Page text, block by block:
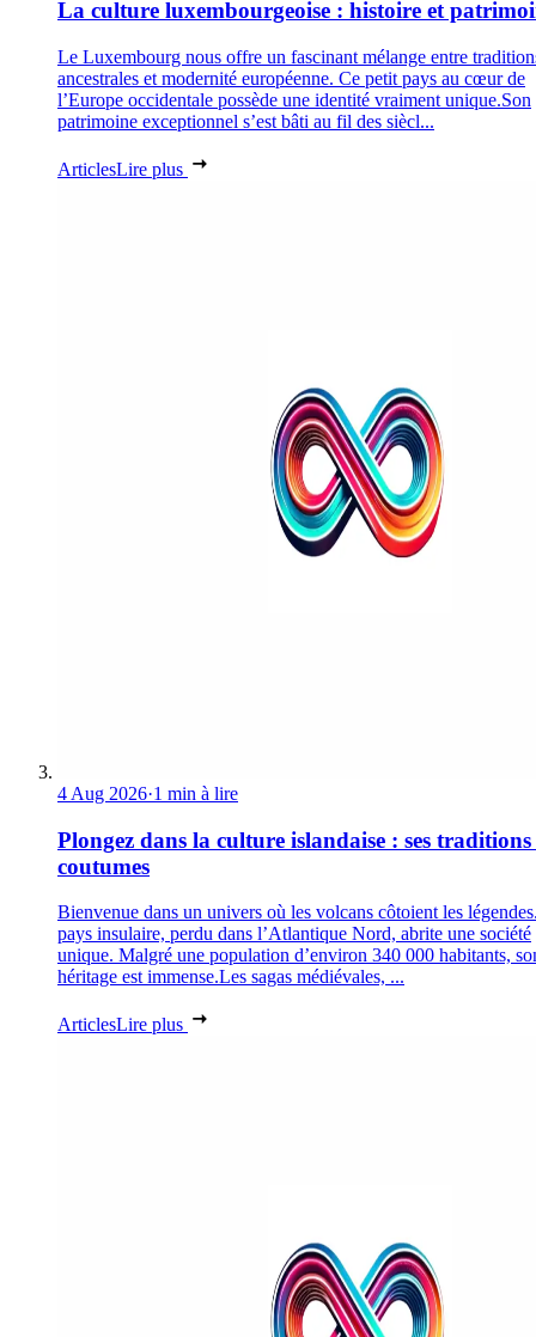
La culture luxembourgeoise : histoire et
Le Luxembourg nous offre un fascinant mélange entre
ancestrales et modernité européenne. Ce petit pays au cœur de
l’Europe occidentale possède une identité vraiment unique.Son
patrimoine exceptionnel s’est bâti au fil des siècl...
ArticlesLire plus
4 Aug 2026·1 min à lire
Plongez dans la culture islandaise : ses traditions
coutumes
Bienvenue dans un univers où les volcans côtoient les
pays insulaire, perdu dans l’Atlantique Nord, abrite une société
unique. Malgré une population d’environ 340 000 habitants,
héritage est immense.Les sagas médiévales, ...
ArticlesLire plus